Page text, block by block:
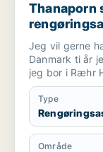
Thanaporn
Jeg vil gerne
Danmark ti år
jeg bor i Ræhr
Thisted har du
Thanaporn
Type
Område